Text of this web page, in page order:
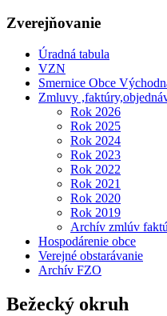
Zverejňovanie
Úradná tabula
VZN
Smernice Obce
Zmluvy
Rok 2026
Rok 2025
Rok 2024
Rok 2023
Rok 2022
Rok 2021
Rok 2020
Rok 2019
Archív zmlúv
Hospodárenie obce
Verejné obstarávanie
Archív FZO
Bežecký okruh